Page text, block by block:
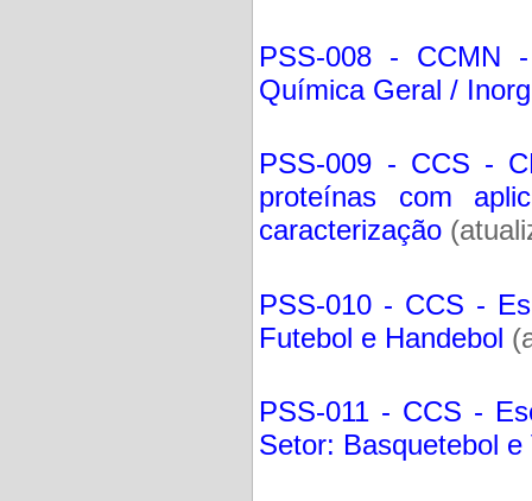
PSS-008 - CCMN
Química Geral /
PSS-009 - CCS -
proteínas com
caracterização
PSS-010 - CCS -
Futebol e Handebol
PSS-011 - CCS -
Setor: Basquetebol e